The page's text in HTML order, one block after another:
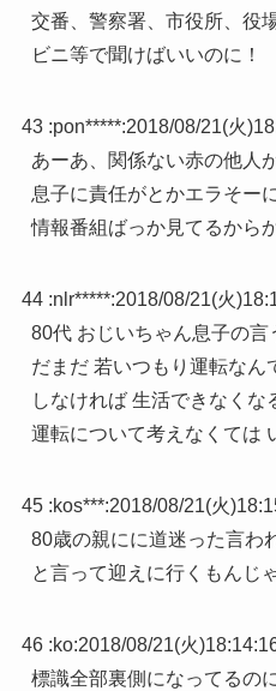
交番、警察署、市役所、役
ビニ等で聞けばいいのに！
43 :pon*****:2018/08/21(火
あーあ、関係ない赤の他人
息子に責任がとかエラそー
情報番組ばっか見てるから
44 :nlr*****:2018/08/21(火
80代 おじいちゃん息子の言
だまだ 若いつもり運転なん
しなければ 生活できなく
運転について考えなくては
45 :kos***:2018/08/21(火
80歳の親にに道迷った言わ
と言って迎えに行くもんじ
46 :ko:2018/08/21(火
標識全部裏側になってるの